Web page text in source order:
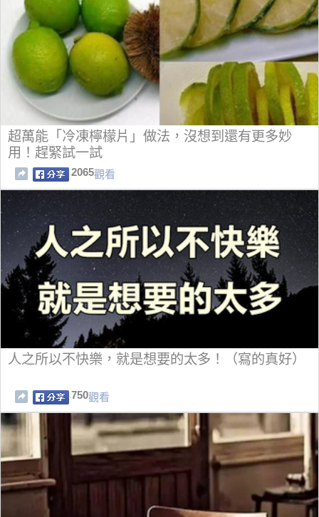
超萬能「冷凍檸檬片」做法，沒想到還有更多妙
用！趕緊試一試
2065觀看
人之所以不快樂，就是想要的太多！（寫的真好）
750觀看